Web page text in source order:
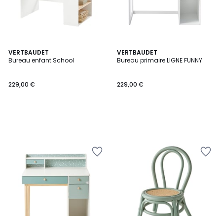
VERTBAUDET
Bureau enfant School
229,00 €
VERTBAUDET
Bureau primaire LIGNE FUNNY
229,00 €